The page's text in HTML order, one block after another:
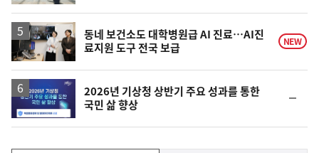
동네 보건소도 대학병원급 AI 진료…AI진
료지원 도구 전국 보급
NEW
2026년 기상청 상반기 주요 성과를 통한
국민 삶 향상
일